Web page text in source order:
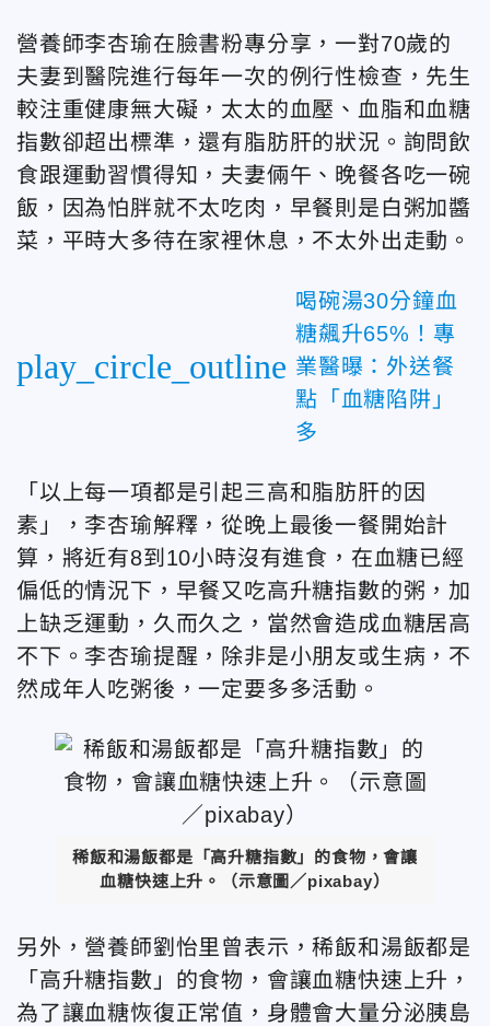
營養師李杏瑜在臉書粉專分享，一對70歲的
夫妻到醫院進行每年一次的例行性檢查，先生
較注重健康無大礙，太太的血壓、血脂和血糖
指數卻超出標準，還有脂肪肝的狀況。詢問飲
食跟運動習慣得知，夫妻倆午、晚餐各吃一碗
飯，因為怕胖就不太吃肉，早餐則是白粥加醬
菜，平時大多待在家裡休息，不太外出走動。
play_circle_outline
喝碗湯30分鐘血
糖飆升65%！專
業醫曝：外送餐
點「血糖陷阱」
多
「以上每一項都是引起三高和脂肪肝的因
素」，李杏瑜解釋，從晚上最後一餐開始計
算，將近有8到10小時沒有進食，在血糖已經
偏低的情況下，早餐又吃高升糖指數的粥，加
上缺乏運動，久而久之，當然會造成血糖居高
不下。李杏瑜提醒，除非是小朋友或生病，不
然成年人吃粥後，一定要多多活動。
稀飯和湯飯都是「高升糖指數」的食物，會讓
血糖快速上升。（示意圖／pixabay）
另外，營養師劉怡里曾表示，稀飯和湯飯都是
「高升糖指數」的食物，會讓血糖快速上升，
為了讓血糖恢復正常值，身體會大量分泌胰島